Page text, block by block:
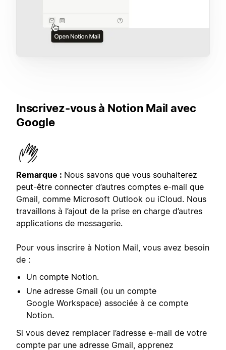
Inscrivez-vous à Notion Mail avec
Google
Remarque : Nous savons que vous souhaiterez
peut-être connecter d’autres comptes e-mail que
Gmail, comme Microsoft Outlook ou iCloud. Nous
travaillons à l’ajout de la prise en charge d’autres
applications de messagerie.
Pour vous inscrire à Notion Mail, vous avez besoin
de :
Un compte Notion.
Une adresse Gmail (ou un compte
Google Workspace) associée à ce compte
Notion.
Si vous devez remplacer l’adresse e-mail de votre
compte par une adresse Gmail, apprenez